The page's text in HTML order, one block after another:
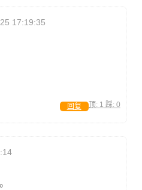
17:19:35
顶: 1 踩: 0
回复